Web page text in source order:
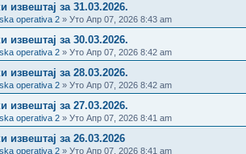
извештај за 31.03.2026.
operativa 2 » Уто Апр 07, 2026 8:43 am
извештај за 30.03.2026.
operativa 2 » Уто Апр 07, 2026 8:42 am
извештај за 28.03.2026.
operativa 2 » Уто Апр 07, 2026 8:42 am
извештај за 27.03.2026.
operativa 2 » Уто Апр 07, 2026 8:41 am
извештај за 26.03.2026
operativa 2 » Уто Апр 07, 2026 8:41 am